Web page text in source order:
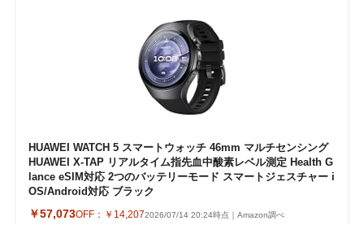
HUAWEI WATCH 5 スマートウォッチ 46mm マルチセンシング
HUAWEI X-TAP リアルタイム指先血中酸素レベル測定 Health G
lance eSIM対応 2つのバッテリーモード スマートジェスチャー i
OS/Android対応 ブラック
￥57,073OFF： ￥14,2072026/07/14 20:24時点｜Amazon調べ